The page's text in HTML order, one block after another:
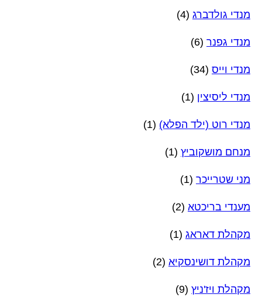
מנדי גולדברג (4)
מנדי גפנר (6)
מנדי וייס (34)
מנדי ליסיצין (1)
מנדי רוט (ילד הפלא) (1)
מנחם מושקוביץ (1)
מני שטרייכר (1)
מענדי בריכטא (2)
מקהלת דאראג (1)
מקהלת דושינסקיא (2)
מקהלת ויז'ניץ (9)